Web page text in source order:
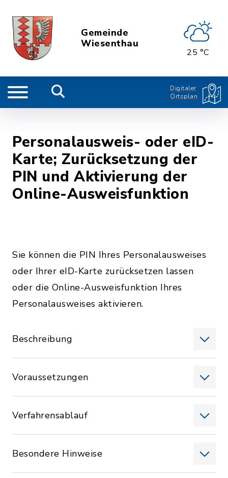
Gemeinde
Wiesenthau
25 °C
Digitaler
Ortsplan
Personalausweis- oder eID-
Karte; Zurücksetzung der
PIN und Aktivierung der
Online-Ausweisfunktion
Sie können die PIN Ihres Personalausweises
oder Ihrer eID-Karte zurücksetzen lassen
oder die Online-Ausweisfunktion Ihres
Personalausweises aktivieren.
Beschreibung
Voraussetzungen
Verfahrensablauf
Besondere Hinweise